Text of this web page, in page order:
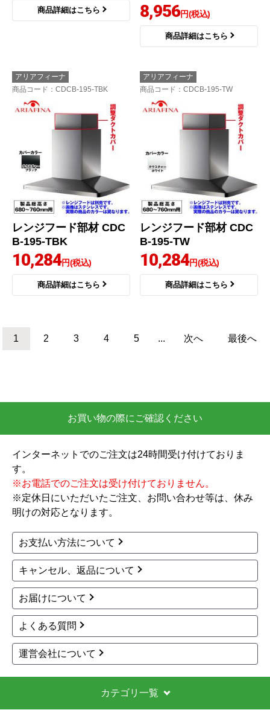
商品詳細はこちら 8,956円(税込)
商品詳細はこちら
アリアフィーナ
商品コード ：CDCB-195-TBK
レンジフード部材 CDC
B-195-TBK
10,284円(税込)
商品詳細はこちら
アリアフィーナ
商品コード ：CDCB-195-TW
レンジフード部材 CDC
B-195-TW
10,284円(税込)
商品詳細はこちら
1 2 3 4 5 ... 次へ 最後へ
お買い物の際にご確認ください
インターネットでのご注文は24時間受け付けておりま
す。
※お電話でのご注文は受け付けておりません。
※定休日にいただいたご注文、お問い合わせ等は、休み
明けの対応となります。
お支払い方法について
キャンセル、返品について
お届けについて
よくある質問
運営会社について
カテゴリ一覧